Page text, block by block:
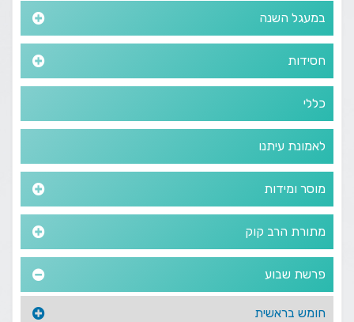
במעגל השנה
חסידות
כללי
לאמונת עיתנו
מוסר ומידות
מתורת הרב קוק
פרשת שבוע
חומש בראשית